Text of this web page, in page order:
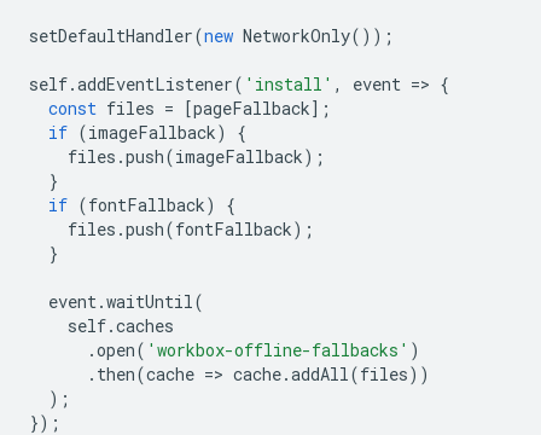
setDefaultHandler(new NetworkOnly());
self.addEventListener( 'install' , event => {
const files = [pageFallback];
if (imageFallback)
{
files .push(imageFallback);
}
if (fontFallback)
{
files .push(fontFallback);
}
event.waitUntil(
self.caches
.open( 'workbox-offline-fallbacks' )
. then(cache => cache.addAll(files))
);
});